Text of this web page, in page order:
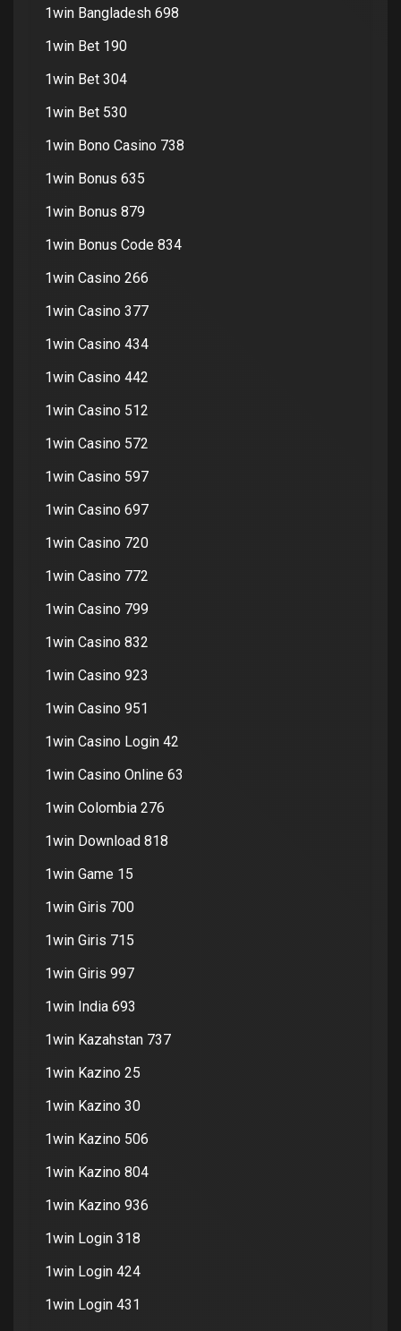
1win Bangladesh 698
1win Bet 190
1win Bet 304
1win Bet 530
1win Bono Casino 738
1win Bonus 635
1win Bonus 879
1win Bonus Code 834
1win Casino 266
1win Casino 377
1win Casino 434
1win Casino 442
1win Casino 512
1win Casino 572
1win Casino 597
1win Casino 697
1win Casino 720
1win Casino 772
1win Casino 799
1win Casino 832
1win Casino 923
1win Casino 951
1win Casino Login 42
1win Casino Online 63
1win Colombia 276
1win Download 818
1win Game 15
1win Giris 700
1win Giris 715
1win Giris 997
1win India 693
1win Kazahstan 737
1win Kazino 25
1win Kazino 30
1win Kazino 506
1win Kazino 804
1win Kazino 936
1win Login 318
1win Login 424
1win Login 431